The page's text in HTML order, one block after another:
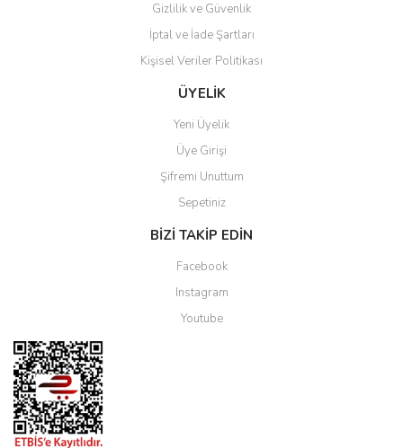
Gizlilik ve Güvenlik
İptal ve İade Şartları
Kişisel Veriler Politikası
ÜYELİK
Yeni Üyelik
Üye Girişi
Şifremi Unuttum
Sepetiniz
BİZİ TAKİP EDİN
Facebook
Instagram
Youtube